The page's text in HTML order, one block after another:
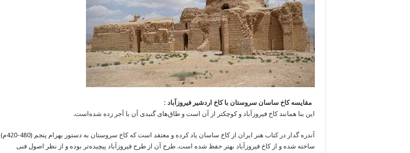
مقایسه کاخ ساسان سروستان با کاخ اردشیر فیروزآباد :
این بنا همانند کاخ فیروزآباد و کوچکتر از آن است و طاق‌های گنبدی آن با آجر زده شده‌است.
آندره گدار در کتاب هنر ایران از کاخ ساسان یاد کرده و معتقد است که کاخ سروستان به دستور بهرام پنجم (480-420م)
ساخته شده و از کاخ فیروزآباد بهتر حفظ شده است. طرح آن از طرح فیروزآباد پیچیده‌تر بوده و از نظر اصول فنی